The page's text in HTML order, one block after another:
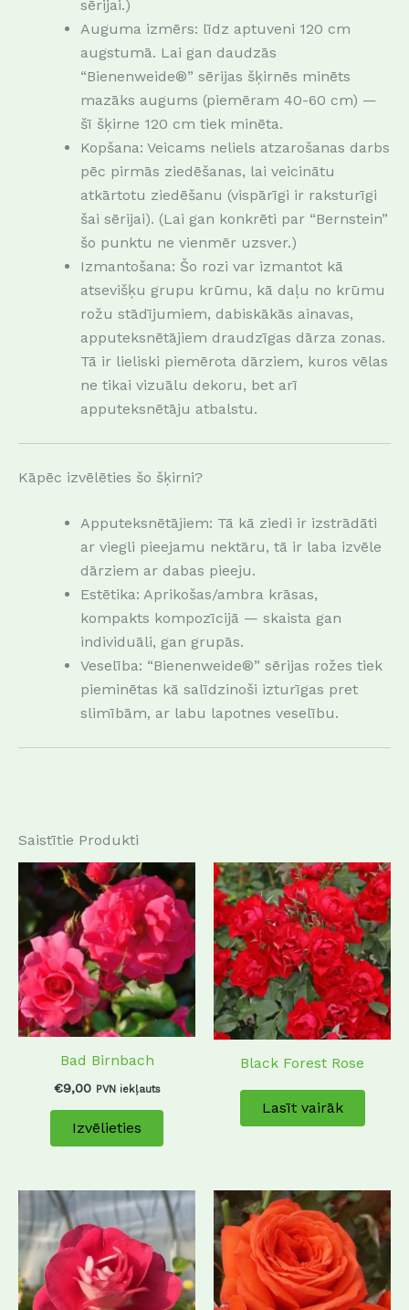
sērijai.)
Auguma izmērs: līdz aptuveni 120 cm
augstumā. Lai gan daudzās
“Bienenweide®” sērijas šķirnēs minēts
mazāks augums (piemēram 40-60 cm) —
šī šķirne 120 cm tiek minēta.
Kopšana: Veicams neliels atzarošanas darbs
pēc pirmās ziedēšanas, lai veicinātu
atkārtotu ziedēšanu (vispārīgi ir raksturīgi
šai sērijai). (Lai gan konkrēti par “Bernstein”
šo punktu ne vienmēr uzsver.)
Izmantošana: Šo rozi var izmantot kā
atsevišķu grupu krūmu, kā daļu no krūmu
rožu stādījumiem, dabiskākās ainavas,
apputeksnētājiem draudzīgas dārza zonas.
Tā ir lieliski piemērota dārziem, kuros vēlas
ne tikai vizuālu dekoru, bet arī
apputeksnētāju atbalstu.
Kāpēc izvēlēties šo šķirni?
Apputeksnētājiem: Tā kā ziedi ir izstrādāti
ar viegli pieejamu nektāru, tā ir laba izvēle
dārziem ar dabas pieeju.
Estētika: Aprikošas/ambra krāsas,
kompakts kompozīcijā — skaista gan
individuāli, gan grupās.
Veselība: “Bienenweide®” sērijas rožes tiek
pieminētas kā salīdzinoši izturīgas pret
slimībām, ar labu lapotnes veselību.
Saistītie Produkti
Bad Birnbach
€9,00 PVN iekļauts
Izvēlieties
This
product
has
multiple
variants.
The
options
may
on
Black Forest Rose
Lasīt vairāk
This
product
has
multiple
variants.
This
has